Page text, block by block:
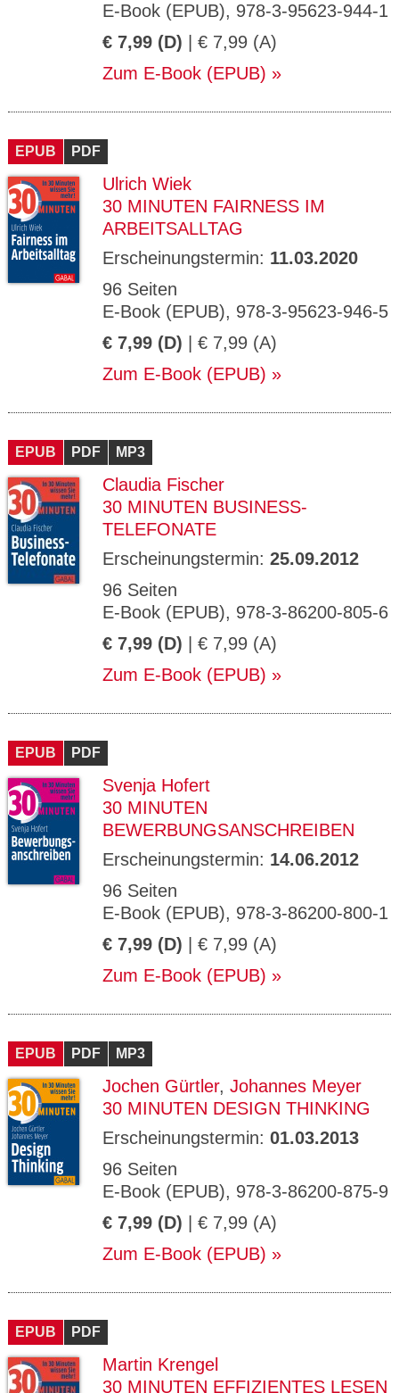
E-Book (EPUB), 978-3-95623-944-1
€ 7,99 (D) | € 7,99 (A)
Zum E-Book (EPUB)
EPUB PDF
Ulrich Wiek
30 MINUTEN FAIRNESS IM
ARBEITSALLTAG
Erscheinungstermin: 11.03.2020
96 Seiten
E-Book (EPUB), 978-3-95623-946-5
€ 7,99 (D) | € 7,99 (A)
Zum E-Book (EPUB)
EPUB PDF MP3
Claudia Fischer
30 MINUTEN BUSINESS-
TELEFONATE
Erscheinungstermin: 25.09.2012
96 Seiten
E-Book (EPUB), 978-3-86200-805-6
€ 7,99 (D) | € 7,99 (A)
Zum E-Book (EPUB)
EPUB PDF
Svenja Hofert
30 MINUTEN
BEWERBUNGSANSCHREIBEN
Erscheinungstermin: 14.06.2012
96 Seiten
E-Book (EPUB), 978-3-86200-800-1
€ 7,99 (D) | € 7,99 (A)
Zum E-Book (EPUB)
EPUB PDF MP3
Jochen Gürtler, Johannes Meyer
30 MINUTEN DESIGN THINKING
Erscheinungstermin: 01.03.2013
96 Seiten
E-Book (EPUB), 978-3-86200-875-9
€ 7,99 (D) | € 7,99 (A)
Zum E-Book (EPUB)
EPUB PDF
Martin Krengel
30 MINUTEN EFFIZIENTES LESEN